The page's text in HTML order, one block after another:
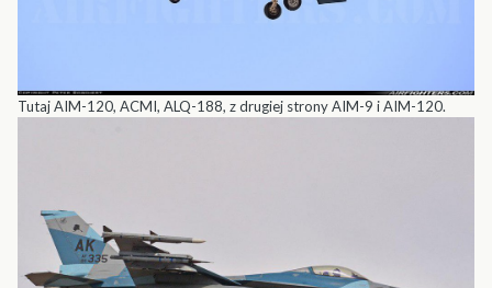
Tutaj AIM-120, ACMI, ALQ-188, z drugiej strony AIM-9 i AIM-120.